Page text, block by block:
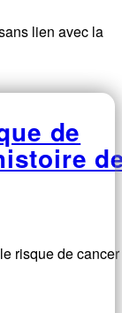
lien avec la
de
risque de